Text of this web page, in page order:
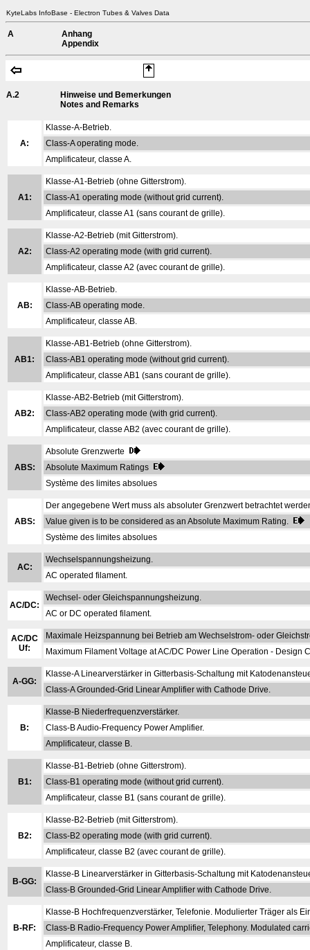
KyteLabs InfoBase - Electron Tubes & Valves Data
A
Anhang
Appendix
A.2
Hinweise und Bemerkungen
Notes and Remarks
A:
Klasse-A-Betrieb.
Class-A operating mode.
Amplificateur, classe A.
A1:
Klasse-A1-Betrieb (ohne Gitterstrom).
Class-A1 operating mode (without grid current).
Amplificateur, classe A1 (sans courant de grille).
A2:
Klasse-A2-Betrieb (mit Gitterstrom).
Class-A2 operating mode (with grid current).
Amplificateur, classe A2 (avec courant de grille).
AB:
Klasse-AB-Betrieb.
Class-AB operating mode.
Amplificateur, classe AB.
AB1:
Klasse-AB1-Betrieb (ohne Gitterstrom).
Class-AB1 operating mode (without grid current).
Amplificateur, classe AB1 (sans courant de grille).
AB2:
Klasse-AB2-Betrieb (mit Gitterstrom).
Class-AB2 operating mode (with grid current).
Amplificateur, classe AB2 (avec courant de grille).
ABS:
Absolute Grenzwerte
Absolute Maximum Ratings
Système des limites absolues
ABS:
Der angegebene Wert muss als absoluter Grenzwert betrachtet
Value given is to be considered as an Absolute Maximum Rating.
Système des limites absolues
AC:
Wechselspannungsheizung.
AC operated filament.
AC/DC:
Wechsel- oder Gleichspannungsheizung.
AC or DC operated filament.
AC/DC
Uf:
Maximale Heizspannung bei Betrieb am Wechselstrom- oder
Maximum Filament Voltage at AC/DC Power Line Operation - Design
A-GG:
Klasse-A Linearverstärker in Gitterbasis-Schaltung mit
Class-A Grounded-Grid Linear Amplifier with Cathode Drive.
B:
Klasse-B Niederfrequenzverstärker.
Class-B Audio-Frequency Power Amplifier.
Amplificateur, classe B.
B1:
Klasse-B1-Betrieb (ohne Gitterstrom).
Class-B1 operating mode (without grid current).
Amplificateur, classe B1 (sans courant de grille).
B2:
Klasse-B2-Betrieb (mit Gitterstrom).
Class-B2 operating mode (with grid current).
Amplificateur, classe B2 (avec courant de grille).
B-GG:
Klasse-B Linearverstärker in Gitterbasis-Schaltung mit
Class-B Grounded-Grid Linear Amplifier with Cathode Drive.
B-RF:
Klasse-B Hochfrequenzverstärker, Telefonie. Modulierter Träger als
Class-B Radio-Frequency Power Amplifier, Telephony. Modulated
Amplificateur, classe B.